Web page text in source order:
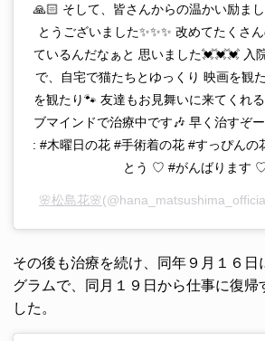
🙏🏻 そして、皆さんからの温かい励ま
とうございました✨✨✨ 改めてたくさ
ているんだなぁと 思いました💓💓💓 入
で、自宅で猫たちとゆっくり 映画を観
を観たり🐾 友達もお見舞いに来てくれ
ブマインドで治療中です🎶 早く治すぞー
: #木曜日の花 #手術着の花 #すっぴんの
とう ♡ #がんばります
🌸松島花🌸(@hana_matsushima_official)が
その後も治療を続け、同年９月１６日
グラムで、同月１９日から仕事に復帰
した。